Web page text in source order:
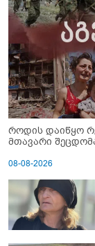
როდის დაიწყო
მთავარი
08-08-2026